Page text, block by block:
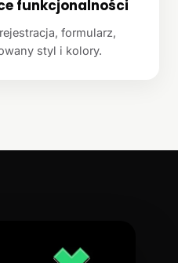
funkcjonalności
formularz,
styl i kolory.